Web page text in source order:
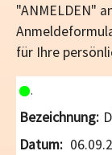
"ANMELDEN"
für Ihre